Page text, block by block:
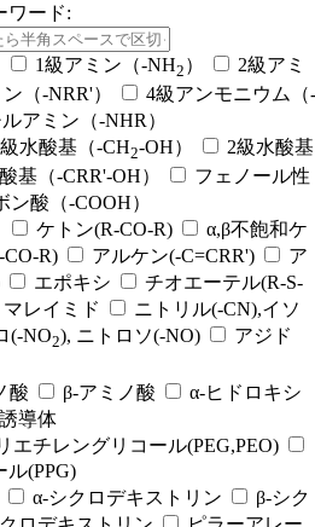
ワード:
1級アミン（-NH2 ）
2級アミ
（-NRR'）
4級アンモニウム（-
アミン（-NHR）
水酸基（-CH2-OH）
2級水酸基
基（-CRR'-OH）
フェノール性
ン酸（-COOH）
ケトン(R-CO-R)
α,β不飽和ケ
CO-R) アルケン(-C=CRR')
ア
エポキシ
チオエーテル(R-S-
マレイミド
ニトリル(-CN),イソ
(-NO2), ニトロソ(-NO)
アジド
酸 β-アミノ酸
α-ヒドロキシ
導体
エチレングリコール(PEG,PEO)
ル(PPG)
α-シクロデキストリン
β-シク